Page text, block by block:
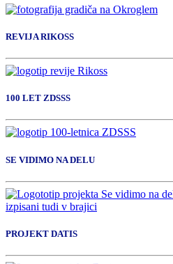
REVIJA RIKOSS
100 LET ZDSSS
SE VIDIMO NA DELU
PROJEKT DATIS